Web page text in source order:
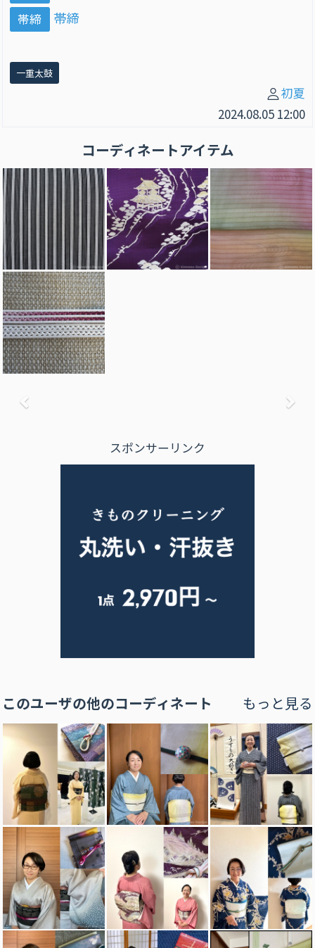
帯締 帯締
一重太鼓
初夏
2024.08.05 12:00
コーディネートアイテム
スポンサーリンク
このユーザの他のコーディネート もっと見る